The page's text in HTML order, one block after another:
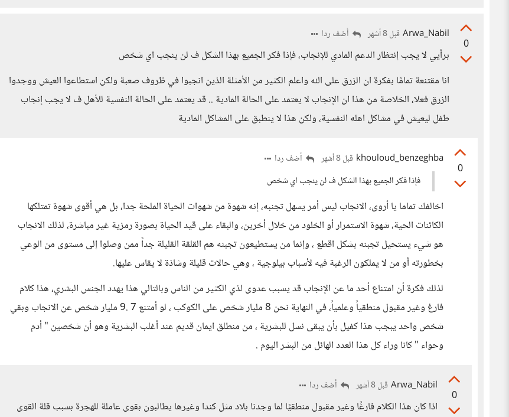
0
Arwa_Nabil قبل 8 أشهر أضف ردا
برأيي لا يجب إنتظار الدعم المادي للإنجاب، فإذا فكر الجميع بهذا الشكل ف لن ينجب اي شخص
انا مقتنعة تمامًا بفكرة ان الزرق على الله واعلم الكثير من الأمثلة الذين انجبوا في ظروف صعبة ولكن استطاعوا العيش ووجدوا
الزرق فعلا، الخلاصة من هذا ان الإنجاب لا يعتمد على الحالة المادية .. قد يعتمد على الحالة النفسية للأهل ف لا يجب إنجاب
طفل ليعيش في مشاكل اهله النفسية، ولكن هذا لا ينطبق على المشاكل المادية
0
khouloud_benzeghba قبل 8 أشهر
أضف ردا
فإذا فكر الجميع بهذا الشكل ف لن ينجب اي شخص
اخالفك تماما يا أروى، الانجاب ليس أمر يسهل تجنبه، إنه شهوة من شهوات الحياة الملحة جدا، بل هي أقوى شهوة تمتلكها
الكائنات الحية، شهوة الاستمرار أو الخلود من خلال أخرين، والبقاء على قيد الحياة بصورة رمزية غير مباشرة، لذلك الانجاب
هو شيء يستحيل تجبنه بشكل اقطع ، وإنما من يستطيعون تجبنه هم القلقة القليلة جداً ممن وصلوا إلى مستوى من الوعي
بخطورته أو من لا يملكون الرغبة فيه لأسباب بيلوجية ، وهي حالات قليلة وشاذة لا يقاس عليها.
لذلك فكرة أن امتناع أحد ما عن الإنجاب قد يسبب عدوى لذي الكثير من الناس وبالتالي هذا يهدد الجنس البشري، هذا كلام
فارغ وغير مقبول منطقياً وعلمياً، في النهاية نحن 8 مليار شخص على الكوكب ، لو أمتنع 7 .9 مليار شخص عن الانجاب وبقي
شخص واحد يبجب هذا كفيل بأن يبقى نسل للبشرية ، من منطلق ايمان قديم عند أغلب البشرية وهو أن شخصين " أدم
وحواء " كانا وراء كل هذا العدد الهائل من البشر اليوم .
0
Arwa_Nabil قبل 8 أشهر أضف ردا
اذا كان هذا الكلام فارغًا وغير مقبول منطقيًا لما وجدنا بلاد مثل كندا وغيرها يطالبون بقوى عاملة للهجرة بسبب قلة القوى